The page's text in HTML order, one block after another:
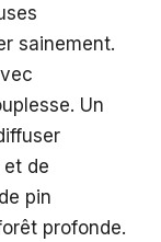
sainement.
Un
et de
pin
profonde.